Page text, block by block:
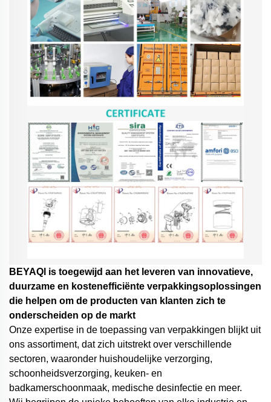
BEYAQl is toegewijd aan het leveren van innovatieve,
duurzame en kostenefficiënte verpakkingsoplossingen
die helpen om de producten van klanten zich te
onderscheiden op de markt
Onze expertise in de toepassing van verpakkingen blijkt uit
ons assortiment, dat zich uitstrekt over verschillende
sectoren, waaronder huishoudelijke verzorging,
schoonheidsverzorging, keuken- en
badkamerschoonmaak, medische desinfectie en meer.